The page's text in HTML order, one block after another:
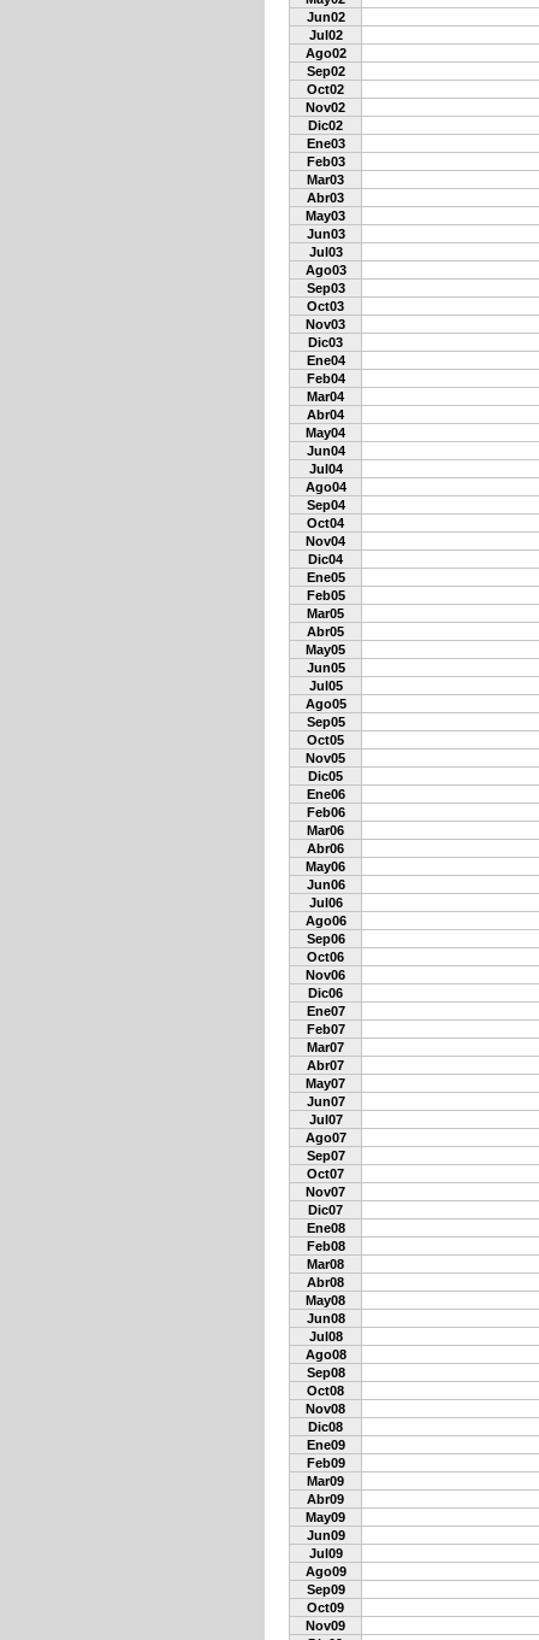
Jun02
Jul02
Ago02
Sep02
Oct02
Nov02
Dic02
Ene03
Feb03
Mar03
Abr03
May03
Jun03
Jul03
Ago03
Sep03
Oct03
Nov03
Dic03
Ene04
Feb04
Mar04
Abr04
May04
Jun04
Jul04
Ago04
Sep04
Oct04
Nov04
Dic04
Ene05
Feb05
Mar05
Abr05
May05
Jun05
Jul05
Ago05
Sep05
Oct05
Nov05
Dic05
Ene06
Feb06
Mar06
Abr06
May06
Jun06
Jul06
Ago06
Sep06
Oct06
Nov06
Dic06
Ene07
Feb07
Mar07
Abr07
May07
Jun07
Jul07
Ago07
Sep07
Oct07
Nov07
Dic07
Ene08
Feb08
Mar08
Abr08
May08
Jun08
Jul08
Ago08
Sep08
Oct08
Nov08
Dic08
Ene09
Feb09
Mar09
Abr09
May09
Jun09
Jul09
Ago09
Sep09
Oct09
Nov09